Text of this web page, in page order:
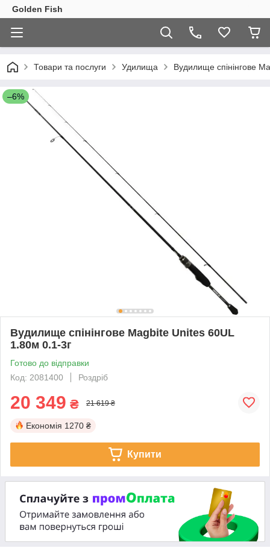
Golden Fish
Товари та послуги Удилища Вудилище спінінгове
–6%
Вудилище спінінгове Magbite Unites 60UL
1.80м 0.1-3г
Готово до відправки
Код: 2081400
Роздріб
20 349 ₴ 21 619 ₴
Економія 1270 ₴
Купити